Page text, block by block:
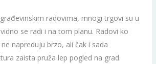
radovima, mnogi trgovi su u
se radi i na tom planu. Radovi ko
napreduju brzo, ali čak i sada
zaista pruža lep pogled na grad.